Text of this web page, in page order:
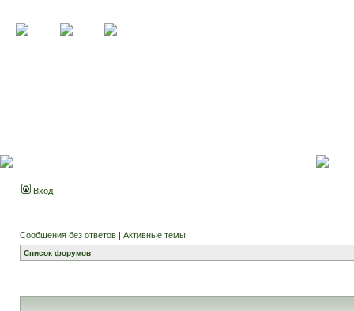
Вход
Сообщения без ответов | Активные темы
Список форумов